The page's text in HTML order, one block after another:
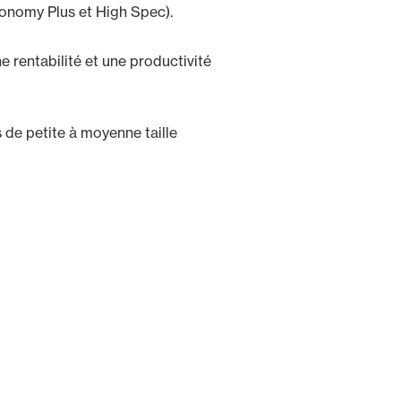
Plus et High Spec).
rentabilité et une productivité
petite à moyenne taille